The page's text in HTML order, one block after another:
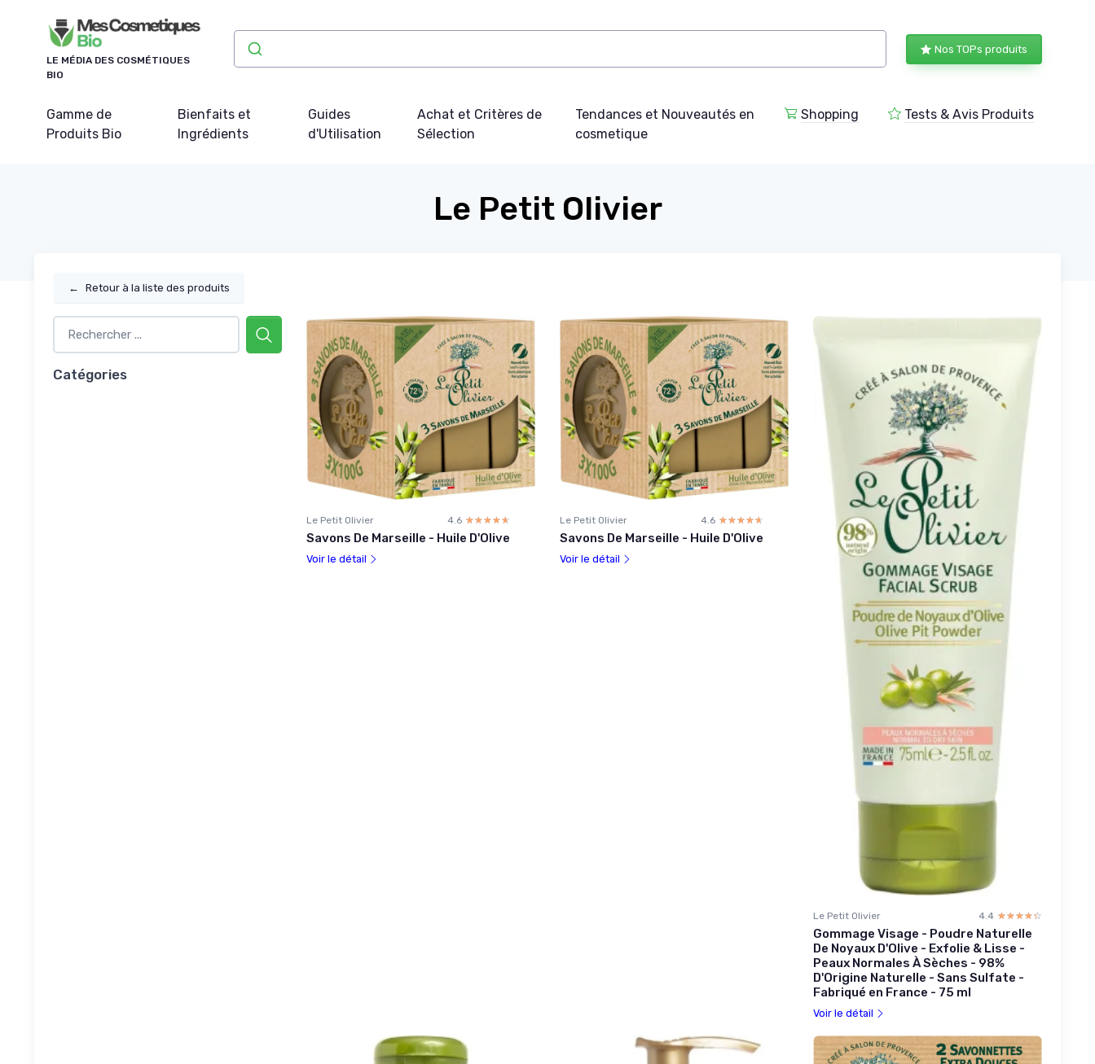
LE MÉDIA DES COSMÉTIQUES
BIO
Nos TOPs produits
Gamme de
Produits Bio
Bienfaits et
Ingrédients
Guides
d'Utilisation
Achat et Critères de
Sélection
Tendances et Nouveautés en
cosmetique
Shopping Tests & Avis Produits
Le Petit Olivier
← Retour à la liste des produits
Catégories
Le Petit Olivier 4.6 ☆☆☆☆☆
★★★★★
Savons De Marseille - Huile D'Olive
Voir le détail
Le Petit Olivier 4.6 ☆☆☆☆☆
★★★★★
Savons De Marseille - Huile D'Olive
Voir le détail
Le Petit Olivier 4.4 ☆☆☆☆☆
★★★★★
Gommage Visage - Poudre Naturelle
De Noyaux D'Olive - Exfolie & Lisse -
Peaux Normales À Sèches - 98%
D'Origine Naturelle - Sans Sulfate -
Fabriqué en France - 75 ml
Voir le détail